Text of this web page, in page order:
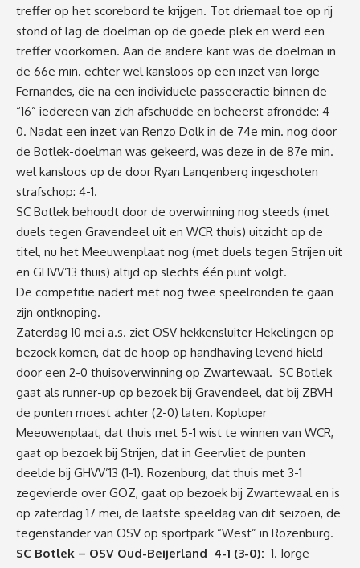
treffer op het scorebord te krijgen. Tot driemaal toe op rij
stond of lag de doelman op de goede plek en werd een
treffer voorkomen. Aan de andere kant was de doelman in
de 66e min. echter wel kansloos op een inzet van Jorge
Fernandes, die na een individuele passeeractie binnen de
“16” iedereen van zich afschudde en beheerst afrondde: 4-
0. Nadat een inzet van Renzo Dolk in de 74e min. nog door
de Botlek-doelman was gekeerd, was deze in de 87e min.
wel kansloos op de door Ryan Langenberg ingeschoten
strafschop: 4-1.
SC Botlek behoudt door de overwinning nog steeds (met
duels tegen Gravendeel uit en WCR thuis) uitzicht op de
titel, nu het Meeuwenplaat nog (met duels tegen Strijen uit
en GHVV’13 thuis) altijd op slechts één punt volgt.
De competitie nadert met nog twee speelronden te gaan
zijn ontknoping.
Zaterdag 10 mei a.s. ziet OSV hekkensluiter Hekelingen op
bezoek komen, dat de hoop op handhaving levend hield
door een 2-0 thuisoverwinning op Zwartewaal. SC Botlek
gaat als runner-up op bezoek bij Gravendeel, dat bij ZBVH
de punten moest achter (2-0) laten. Koploper
Meeuwenplaat, dat thuis met 5-1 wist te winnen van WCR,
gaat op bezoek bij Strijen, dat in Geervliet de punten
deelde bij GHVV’13 (1-1). Rozenburg, dat thuis met 3-1
zegevierde over GOZ, gaat op bezoek bij Zwartewaal en is
op zaterdag 17 mei, de laatste speeldag van dit seizoen, de
tegenstander van OSV op sportpark “West” in Rozenburg.
SC Botlek – OSV Oud-Beijerland 4-1 (3-0): 1. Jorge